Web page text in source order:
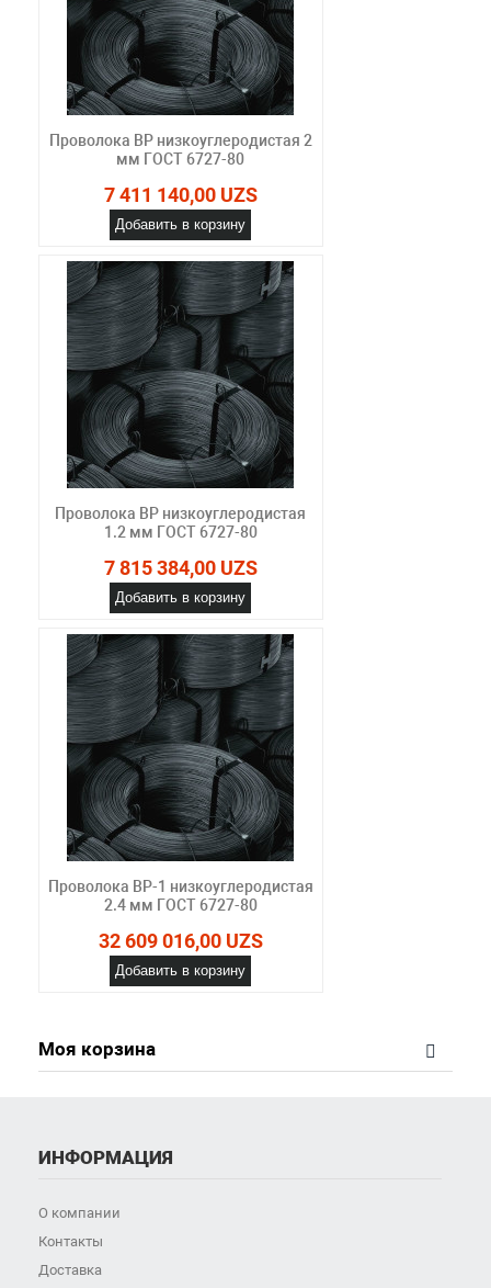
Проволока ВР низкоуглеродистая 2
мм ГОСТ 6727-80
7 411 140,00 UZS
Добавить в корзину
Проволока ВР низкоуглеродистая
1.2 мм ГОСТ 6727-80
7 815 384,00 UZS
Добавить в корзину
Проволока ВР-1 низкоуглеродистая
2.4 мм ГОСТ 6727-80
32 609 016,00 UZS
Добавить в корзину
Моя корзина
ИНФОРМАЦИЯ
О компании
Контакты
Доставка